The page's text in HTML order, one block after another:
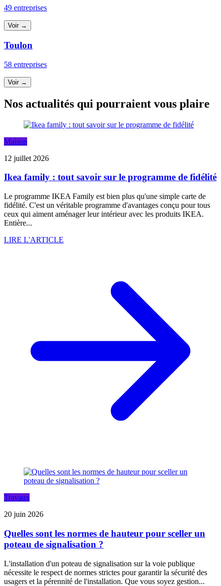
49 entreprises
Voir →
Toulon
58 entreprises
Voir →
Nos actualités qui pourraient vous plaire
Maison
12 juillet 2026
Ikea family : tout savoir sur le programme de fidélité
Le programme IKEA Family est bien plus qu'une simple carte de
fidélité. C'est un véritable programme d'avantages conçu pour tous
ceux qui aiment aménager leur intérieur avec les produits IKEA.
Entière...
LIRE L'ARTICLE
Travaux
20 juin 2026
Quelles sont les normes de hauteur pour sceller un
poteau de signalisation ?
L'installation d'un poteau de signalisation sur la voie publique
nécessite le respect de normes strictes pour garantir la sécurité des
usagers et la pérennité de l'installation. Que vous soyez gestion...